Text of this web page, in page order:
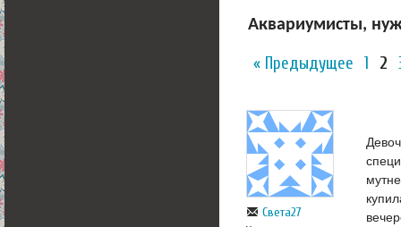
Аквариумисты,
« Предыдущее 1 2
Света27